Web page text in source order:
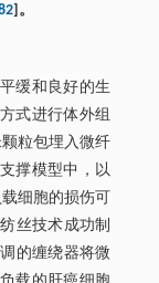
]。
缓和良好的生
式进行体外组
粒包埋入微纤
撑模型中，以
细胞的损伤可
丝技术成功制
的缠绕器将微